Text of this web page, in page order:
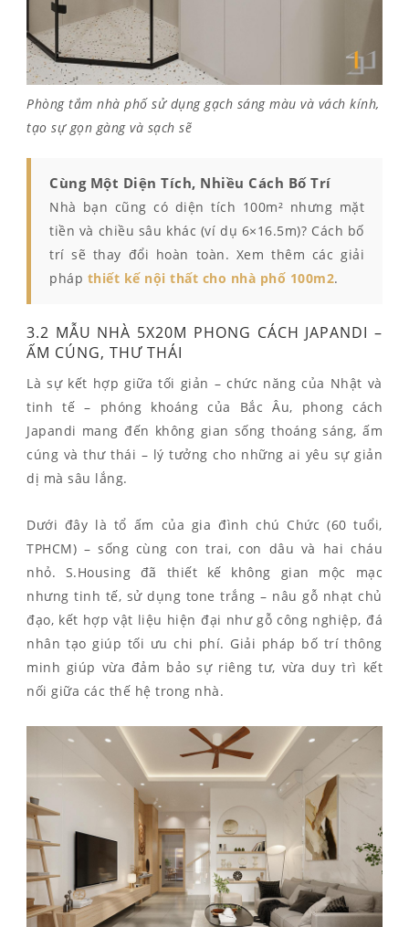
Phòng tắm nhà phố sử dụng gạch sáng màu và vách kính,
tạo sự gọn gàng và sạch sẽ
Cùng Một Diện Tích, Nhiều Cách Bố Trí
Nhà bạn cũng có diện tích 100m² nhưng mặt
tiền và chiều sâu khác (ví dụ 6×16.5m)? Cách bố
trí sẽ thay đổi hoàn toàn. Xem thêm các giải
pháp thiết kế nội thất cho nhà phố 100m2.
3.2 MẪU NHÀ 5X20M PHONG CÁCH JAPANDI –
ẤM CÚNG, THƯ THÁI
Là sự kết hợp giữa tối giản – chức năng của Nhật và
tinh tế – phóng khoáng của Bắc Âu, phong cách
Japandi mang đến không gian sống thoáng sáng, ấm
cúng và thư thái – lý tưởng cho những ai yêu sự giản
dị mà sâu lắng.
Dưới đây là tổ ấm của gia đình chú Chức (60 tuổi,
TPHCM) – sống cùng con trai, con dâu và hai cháu
nhỏ. S.Housing đã thiết kế không gian mộc mạc
nhưng tinh tế, sử dụng tone trắng – nâu gỗ nhạt chủ
đạo, kết hợp vật liệu hiện đại như gỗ công nghiệp, đá
nhân tạo giúp tối ưu chi phí. Giải pháp bố trí thông
minh giúp vừa đảm bảo sự riêng tư, vừa duy trì kết
nối giữa các thế hệ trong nhà.